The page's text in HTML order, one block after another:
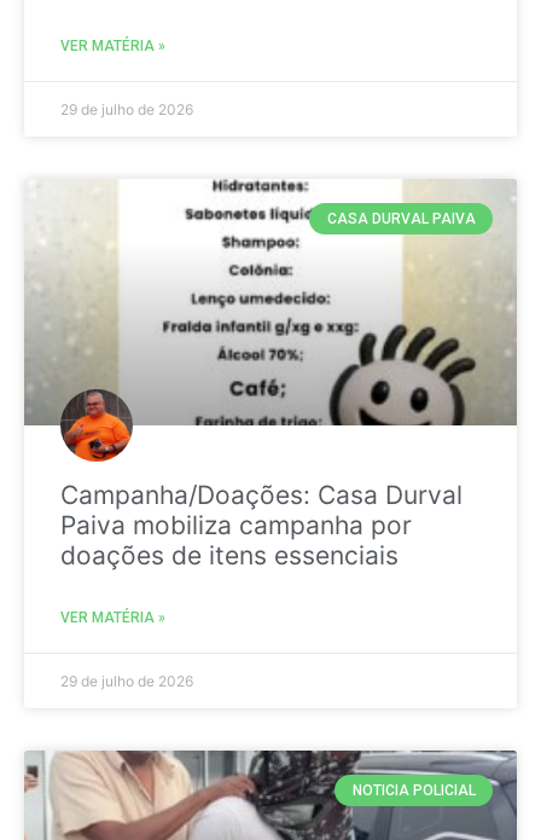
VER MATÉRIA »
29 de julho de 2026
CASA DURVAL PAIVA
Campanha/Doações: Casa Durval
Paiva mobiliza campanha por
doações de itens essenciais
VER MATÉRIA »
29 de julho de 2026
NOTICIA POLICIAL